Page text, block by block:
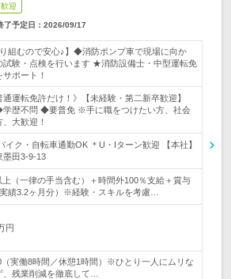
迎
了予定日： 2026/09/17
り組むので安心♪】◆消防ポンプ車で現場に向か
試験・点検を行います ★消防設備士・中型運転免
ポート！
通運転免許だけ！》【未経験・第二新卒歓迎】
学歴不問 ◆要普免 ※手に職をつけたい方、社会
大歓迎！
イク・自転車通勤OK ＊U・Iターン歓迎 【本社】
墨田3-9-13
上（一律の手当含む）＋時間外100％支給＋賞与
績3.2ヶ月分）※経験・スキルを考慮…
円
（実働8時間／休憩1時間）※ひとり一人にムリな
、残業削減を徹底して…